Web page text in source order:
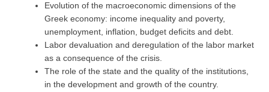
Evolution of the macroeconomic dimensions of the
Greek economy: income inequality and poverty,
unemployment, inflation, budget deficits and debt.
Labor devaluation and deregulation of the labor market
as a consequence of the crisis.
The role of the state and the quality of the institutions,
in the development and growth of the country.